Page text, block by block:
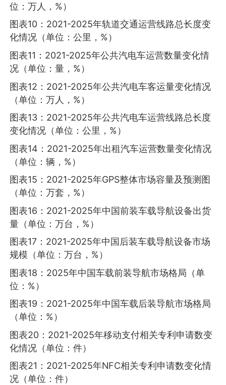
位：万人，%）
图表10：2021-2025年轨道交通运营线路总长度变
化情况（单位：公里，%）
图表11：2021-2025年公共汽电车运营数量变化情
况（单位：量，%）
图表12：2021-2025年公共汽电车客运量变化情况
（单位：万人，%）
图表13：2021-2025年公共汽电车运营线路总长度
变化情况（单位：公里，%）
图表14：2021-2025年出租汽车运营数量变化情况
（单位：辆，%）
图表15：2021-2025年GPS整体市场容量及预测图
（单位：万套，%）
图表16：2021-2025年中国前装车载导航设备出货
量（单位：万台，%）
图表17：2021-2025年中国后装车载导航设备市场
规模（单位：万台，%）
图表18：2025年中国车载前装导航市场格局（单
位：%）
图表19：2021-2025年中国车载后装导航市场格局
（单位：%）
图表20：2021-2025年移动支付相关专利申请数变
化情况（单位：件）
图表21：2021-2025年NFC相关专利申请数变化情
况（单位：件）